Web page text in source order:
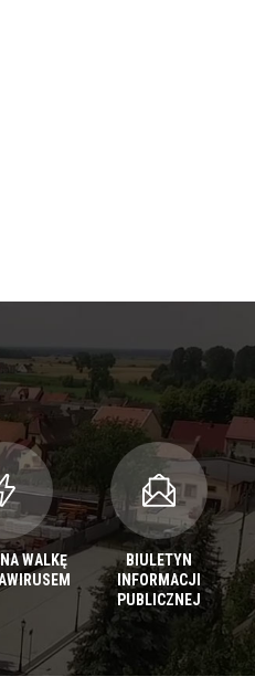
WALKĘ
BIULETYN
INFORMACJI
PUBLICZNEJ